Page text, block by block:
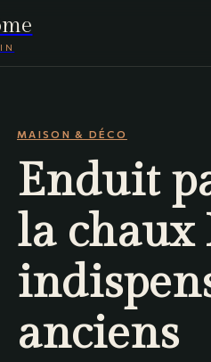
MAISON & DÉCO
Enduit
la chaux
anciens